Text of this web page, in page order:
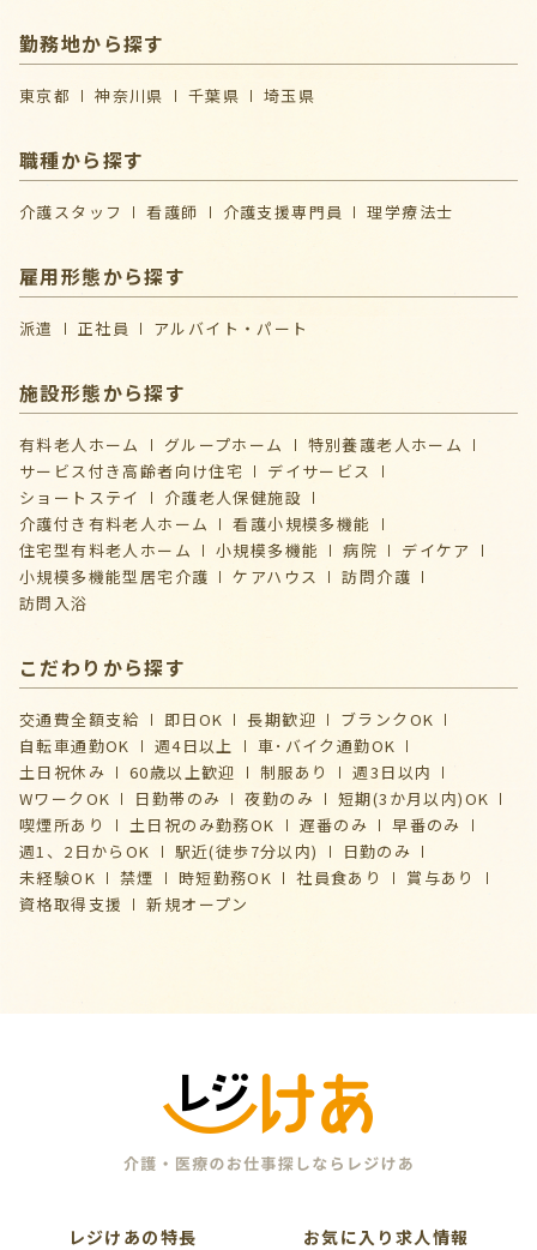
勤務地から探す
東京都 神奈川県 千葉県 埼玉県
職種から探す
介護スタッフ 看護師 介護支援専門員 理学療法士
雇用形態から探す
派遣 正社員 アルバイト・パート
施設形態から探す
有料老人ホーム グループホーム
特別養護老人ホーム
サービス付き高齢者向け住宅
デイサービス
ショートステイ
介護⽼⼈保健施設
介護付き有料老人ホーム
看護小規模多機能
住宅型有料老人ホーム
小規模多機能 病院
デイケア
⼩規模多機能型居宅介護
ケアハウス
訪問介護
訪問入浴
こだわりから探す
交通費全額支給 即日OK 長期歓迎
ブランクOK
自転車通勤OK
週4日以上
車･バイク通勤OK
土日祝休み
60歳以上歓迎 制服あり
週3日以内
WワークOK
日勤帯のみ 夜勤のみ
短期(3か月以内)OK
喫煙所あり
土日祝のみ勤務OK 遅番のみ
早番のみ
週1、2日からOK
駅近(徒歩7分以内)
日勤のみ
未経験OK
禁煙 時短勤務OK 社員食あり
賞与あり
資格取得支援
新規オープン
レジけあの特長 お気に入り求人情報